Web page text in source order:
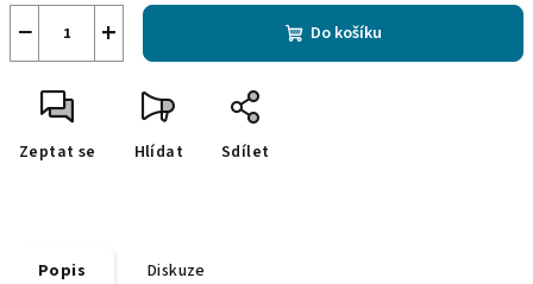
+
− Do košíku
Zeptat se Hlídat Sdílet
Popis Diskuze